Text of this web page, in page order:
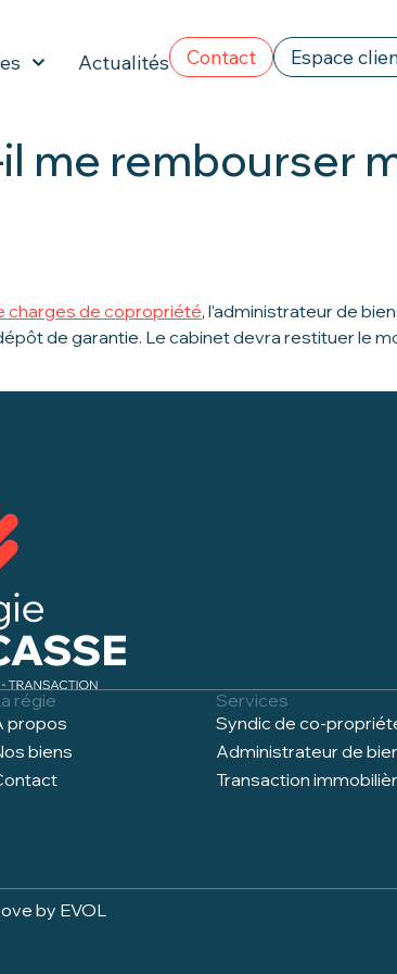
Actualités Contact Espace
me rembourser
charges de copropriété, l’administrateur de
de garantie. Le cabinet devra restituer le
régie
propos
biens
Services
Syndic de co-
Administrateur de
Transaction
by EVOL